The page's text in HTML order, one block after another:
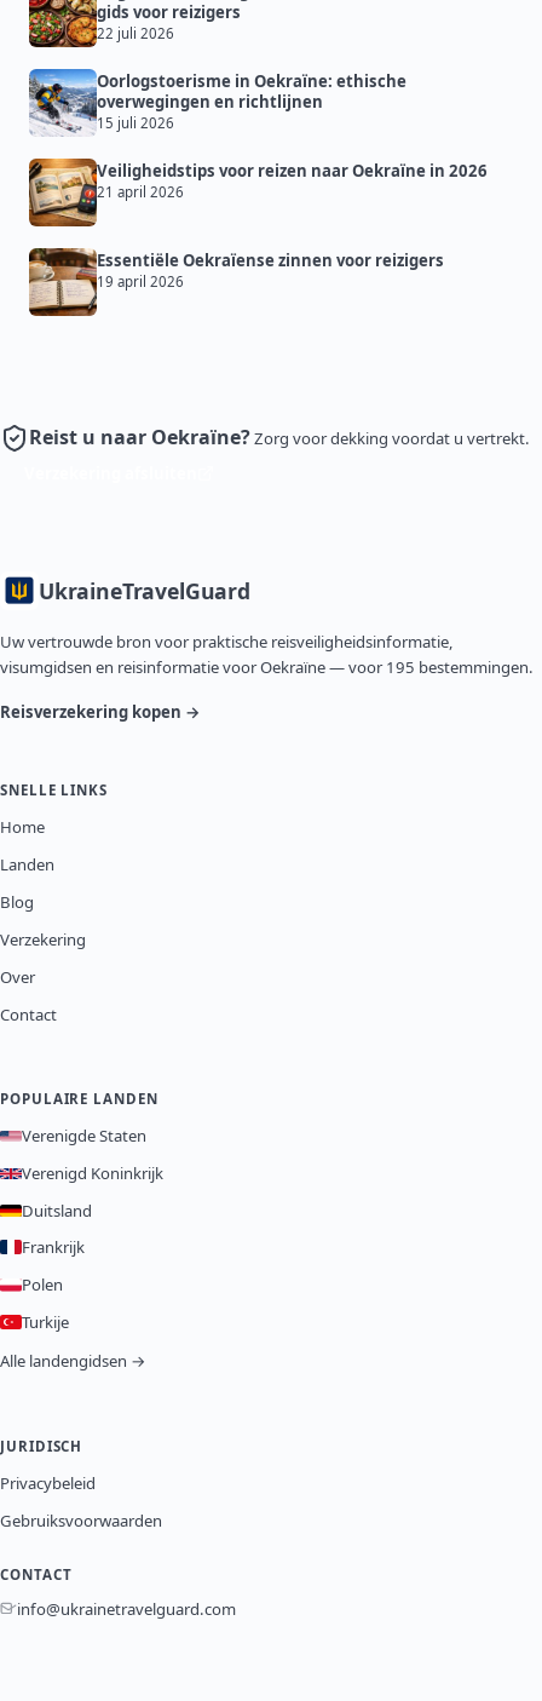
gids voor reizigers
22 juli 2026
Oorlogstoerisme in Oekraïne: ethische
overwegingen en richtlijnen
15 juli 2026
Veiligheidstips voor reizen naar Oekraïne in 2026
21 april 2026
Essentiële Oekraïense zinnen voor reizigers
19 april 2026
Reist u naar Oekraïne?Zorg voor dekking voordat u vertrekt.
UkraineTravelGuard
Uw vertrouwde bron voor praktische reisveiligheidsinformatie,
visumgidsen en reisinformatie voor Oekraïne — voor 195 bestemmingen.
Reisverzekering kopen →
SNELLE LINKS
Home
Landen
Blog
Verzekering
Over
Contact
POPULAIRE LANDEN
Verenigde Staten
Verenigd Koninkrijk
Duitsland
Frankrijk
Polen
Turkije
Alle landengidsen →
JURIDISCH
Privacybeleid
Gebruiksvoorwaarden
CONTACT
info@ukrainetravelguard.com